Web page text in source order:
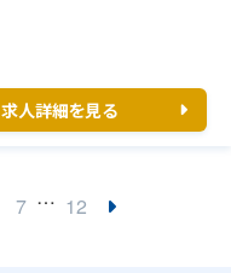
求人詳細を見る
7 … 12